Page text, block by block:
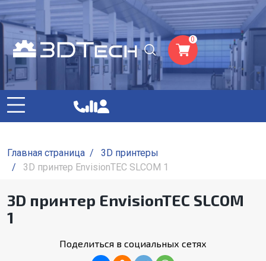
0
Главная страница /
3D принтеры
/
3D принтер EnvisionTEC SLCOM 1
3D принтер EnvisionTEC SLCOM
1
Поделиться в социальных сетях